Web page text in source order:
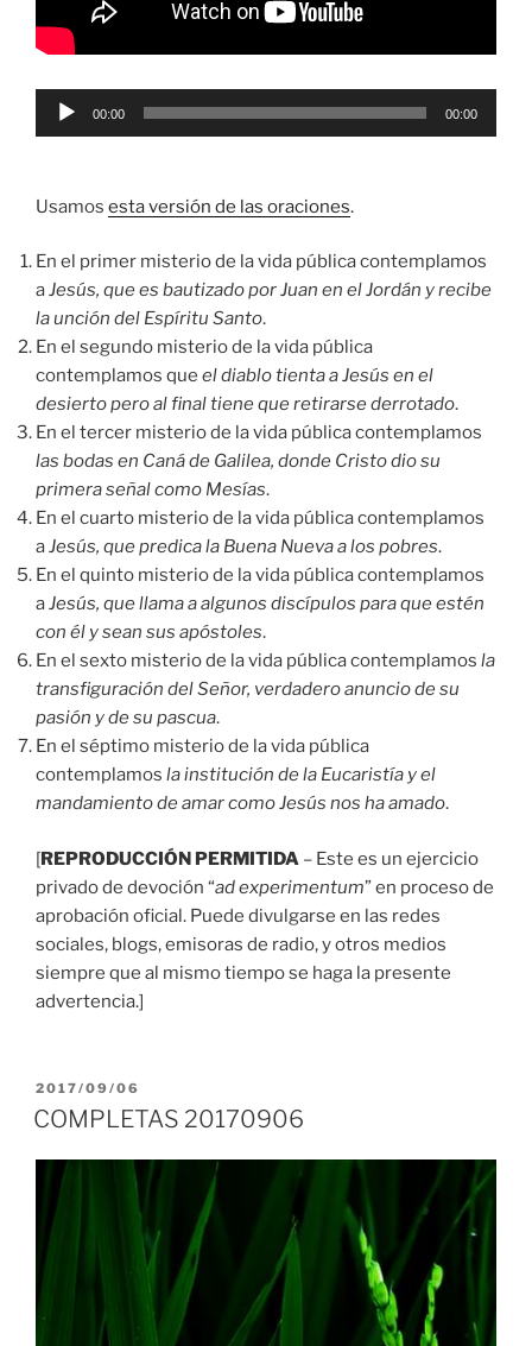
Reproductor
00:00 00:00
Usamos esta versión de las oraciones.
En el primer misterio de la vida pública contemplamos
aJesús, que es bautizado por Juan en el Jordán y recibe
la unción del Espíritu Santo.
En el segundo misterio de la vida pública
contemplamos que el diablo tienta a Jesús en el
desierto pero al final tiene que retirarse derrotado.
En el tercer misterio de la vida pública contemplamos
las bodas en Caná de Galilea, donde Cristo dio su
primera señal como Mesías.
En el cuarto misterio de la vida pública contemplamos
aJesús, que predica la Buena Nueva a los pobres.
En el quinto misterio de la vida pública contemplamos
aJesús, que llama a algunos discípulos para que estén
con él y sean sus apóstoles.
En el sexto misterio de la vida pública contemplamos la
transfiguración del Señor, verdadero anuncio de su
pasión y de su pascua.
En el séptimo misterio de la vida pública
contemplamos la institución de la Eucaristía y el
mandamiento de amar como Jesús nos ha amado.
[REPRODUCCIÓN PERMITIDA – Este es un ejercicio
privado de devoción “ad experimentum” en proceso de
aprobación oficial. Puede divulgarse en las redes
sociales, blogs, emisoras de radio, y otros medios
siempre que al mismo tiempo se haga la presente
advertencia.]
PUBLICADO
EL
2017/09/06
COMPLETAS 20170906